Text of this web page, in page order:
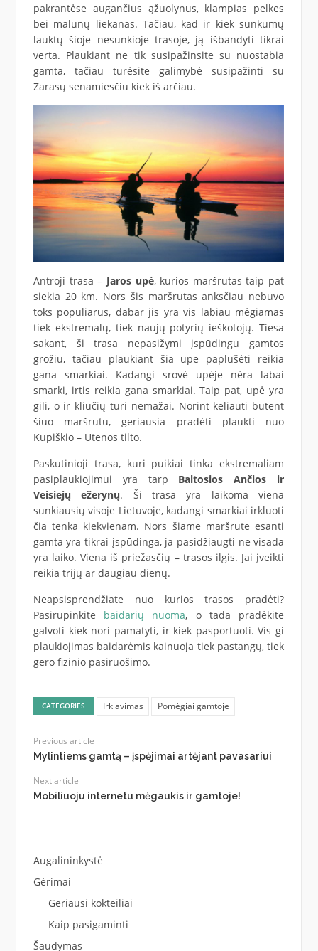
pakrantėse augančius ąžuolynus, klampias pelkes
bei malūnų liekanas. Tačiau, kad ir kiek sunkumų
lauktų šioje nesunkioje trasoje, ją išbandyti tikrai
verta. Plaukiant ne tik susipažinsite su nuostabia
gamta, tačiau turėsite galimybė susipažinti su
Zarasų senamiesčiu kiek iš arčiau.
Antroji trasa – Jaros upė, kurios maršrutas taip pat
siekia 20 km. Nors šis maršrutas anksčiau nebuvo
toks populiarus, dabar jis yra vis labiau mėgiamas
tiek ekstremalų, tiek naujų potyrių ieškotojų. Tiesa
sakant, ši trasa nepasižymi įspūdingu gamtos
grožiu, tačiau plaukiant šia upe paplušėti reikia
gana smarkiai. Kadangi srovė upėje nėra labai
smarki, irtis reikia gana smarkiai. Taip pat, upė yra
gili, o ir kliūčių turi nemažai. Norint keliauti būtent
šiuo maršrutu, geriausia pradėti plaukti nuo
Kupiškio – Utenos tilto.
Paskutinioji trasa, kuri puikiai tinka ekstremaliam
pasiplaukiojimui yra tarp Baltosios Ančios ir
Veisiejų ežerynų. Ši trasa yra laikoma viena
sunkiausių visoje Lietuvoje, kadangi smarkiai irkluoti
čia tenka kiekvienam. Nors šiame maršrute esanti
gamta yra tikrai įspūdinga, ja pasidžiaugti ne visada
yra laiko. Viena iš priežasčių – trasos ilgis. Jai įveikti
reikia trijų ar daugiau dienų.
Neapsisprendžiate nuo kurios trasos pradėti?
Pasirūpinkite baidarių nuoma, o tada pradėkite
galvoti kiek nori pamatyti, ir kiek pasportuoti. Vis gi
plaukiojimas baidarėmis kainuoja tiek pastangų, tiek
gero fizinio pasiruošimo.
CATEGORIES Irklavimas Pomėgiai gamtoje
Previous article
Mylintiems gamtą – įspėjimai artėjant pavasariui
Next article
Mobiliuoju internetu mėgaukis ir gamtoje!
Augalininkystė
Gėrimai
Geriausi kokteiliai
Kaip pasigaminti
Šaudymas